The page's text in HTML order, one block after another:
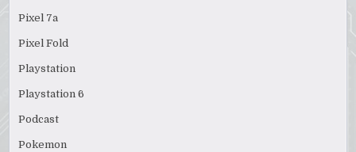
Pixel 7a
Pixel Fold
Playstation
Playstation 6
Podcast
Pokemon